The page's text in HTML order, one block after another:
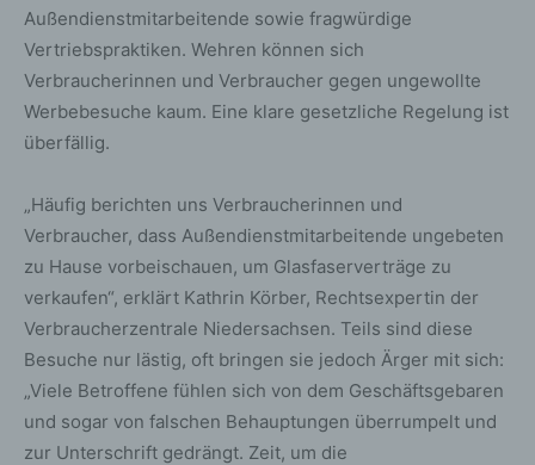
Außendienstmitarbeitende sowie fragwürdige
Vertriebspraktiken. Wehren können sich
Verbraucherinnen und Verbraucher gegen ungewollte
Werbebesuche kaum. Eine klare gesetzliche Regelung ist
überfällig.
„Häufig berichten uns Verbraucherinnen und
Verbraucher, dass Außendienstmitarbeitende ungebeten
zu Hause vorbeischauen, um Glasfaserverträge zu
verkaufen“, erklärt Kathrin Körber, Rechtsexpertin der
Verbraucherzentrale Niedersachsen. Teils sind diese
Besuche nur lästig, oft bringen sie jedoch Ärger mit sich:
„Viele Betroffene fühlen sich von dem Geschäftsgebaren
und sogar von falschen Behauptungen überrumpelt und
zur Unterschrift gedrängt. Zeit, um die